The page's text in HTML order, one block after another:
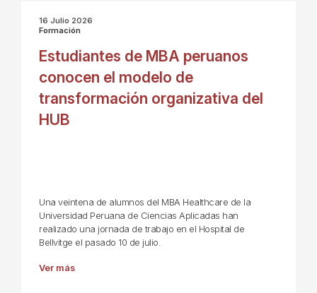
16 Julio 2026
Formación
Estudiantes de MBA peruanos
conocen el modelo de
transformación organizativa del
HUB
Una veintena de alumnos del MBA Healthcare de la
Universidad Peruana de Ciencias Aplicadas han
realizado una jornada de trabajo en el Hospital de
Bellvitge el pasado 10 de julio.
Ver más